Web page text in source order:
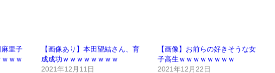
麻里子
ｗｗ
【画像あり】本田望結さん、育
成成功ｗｗｗｗｗｗｗｗ
2021年12月11日
【画像】お前らの好きそうな女
子高生ｗｗｗｗｗｗｗｗ
2021年12月22日